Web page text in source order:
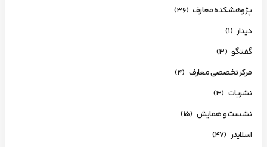
پژوهشکده معارف (36)
دیدار (1)
گفتگو (3)
مرکز تخصصی معارف (4)
نشریات (3)
نشست و همایش (15)
اسلایدر (47)